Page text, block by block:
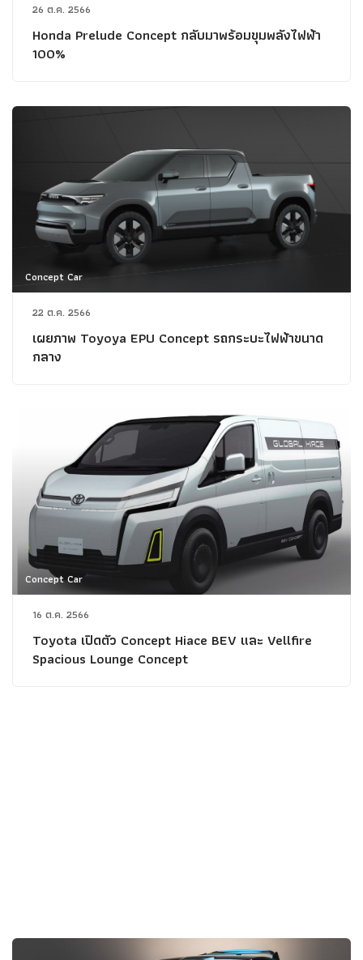
26 ต.ค. 2566
Honda Prelude Concept กลับมาพร้อมขุมพลังไฟฟ้า
100%
Concept Car
22 ต.ค. 2566
เผยภาพ Toyoya EPU Concept รถกระบะไฟฟ้าขนาด
กลาง
Concept Car
16 ต.ค. 2566
Toyota เปิดตัว Concept Hiace BEV และ Vellfire
Spacious Lounge Concept